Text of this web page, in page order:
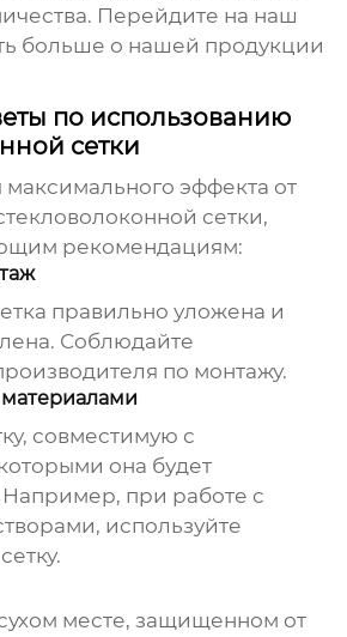
Перейдите на наш
больше о нашей продукции
по использованию
сетки
эффекта от
сетки,
рекомендациям:
правильно уложена и
Соблюдайте
по монтажу.
совместимую с
она будет
Например, при работе с
используйте
месте, защищенном от